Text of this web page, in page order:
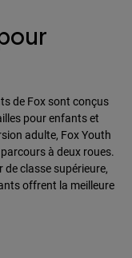
de Fox sont conçus
pour enfants et
adulte, Fox Youth
à deux roues.
classe supérieure,
offrent la meilleure